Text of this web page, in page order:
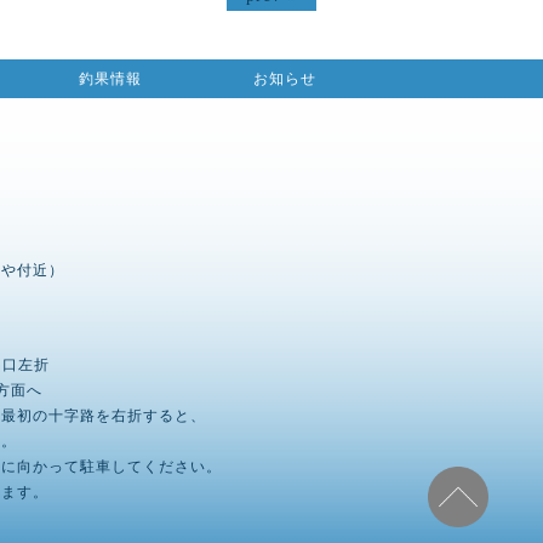
釣果情報 お知らせ
付近）
左折
面へ
初の十字路を右折すると、
向かって駐車してください。
す。